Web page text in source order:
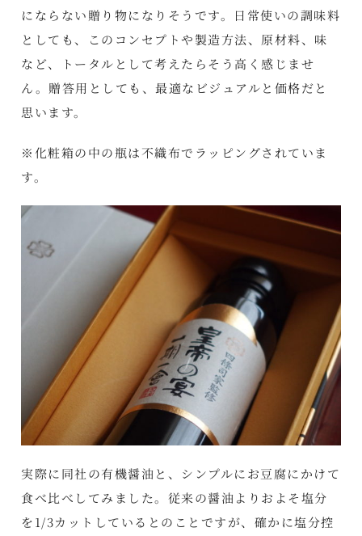
にならない贈り物になりそうです。日常使いの調味料
としても、このコンセプトや製造方法、原材料、味
など、トータルとして考えたらそう高く感じませ
ん。贈答用としても、最適なビジュアルと価格だと
思います。
※化粧箱の中の瓶は不織布でラッピングされていま
す。
実際に同社の有機醤油と、シンプルにお豆腐にかけて
食べ比べしてみました。従来の醤油よりおよそ塩分
を1/3カットしているとのことですが、確かに塩分控